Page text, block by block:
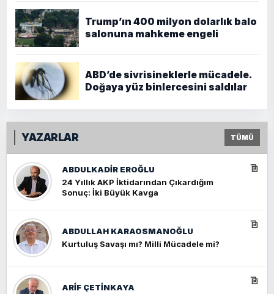
Trump’ın 400 milyon dolarlık balo
salonuna mahkeme engeli
ABD’de sivrisineklerle mücadele.
Doğaya yüz binlercesini saldılar
YAZARLAR TÜMÜ
ABDULKADIR EROĞLU
24 Yıllık AKP İktidarından Çıkardığım
Sonuç: İki Büyük Kavga
ABDULLAH KARAOSMANOĞLU
Kurtuluş Savaşı mı? Milli Mücadele mi?
ARIF ÇETİNKAYA